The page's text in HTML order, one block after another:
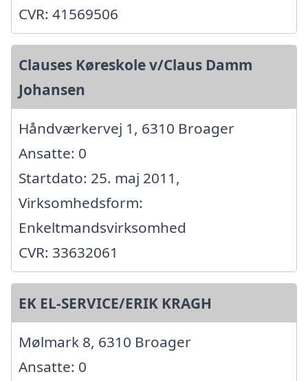
CVR: 41569506
Clauses Køreskole v/Claus Damm
Johansen
Håndværkervej 1, 6310 Broager
Ansatte: 0
Startdato: 25. maj 2011,
Virksomhedsform:
Enkeltmandsvirksomhed
CVR: 33632061
EK EL-SERVICE/ERIK KRAGH
Mølmark 8, 6310 Broager
Ansatte: 0